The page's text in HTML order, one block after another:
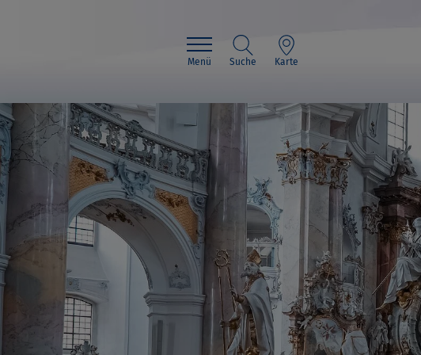
Menü Suche Karte